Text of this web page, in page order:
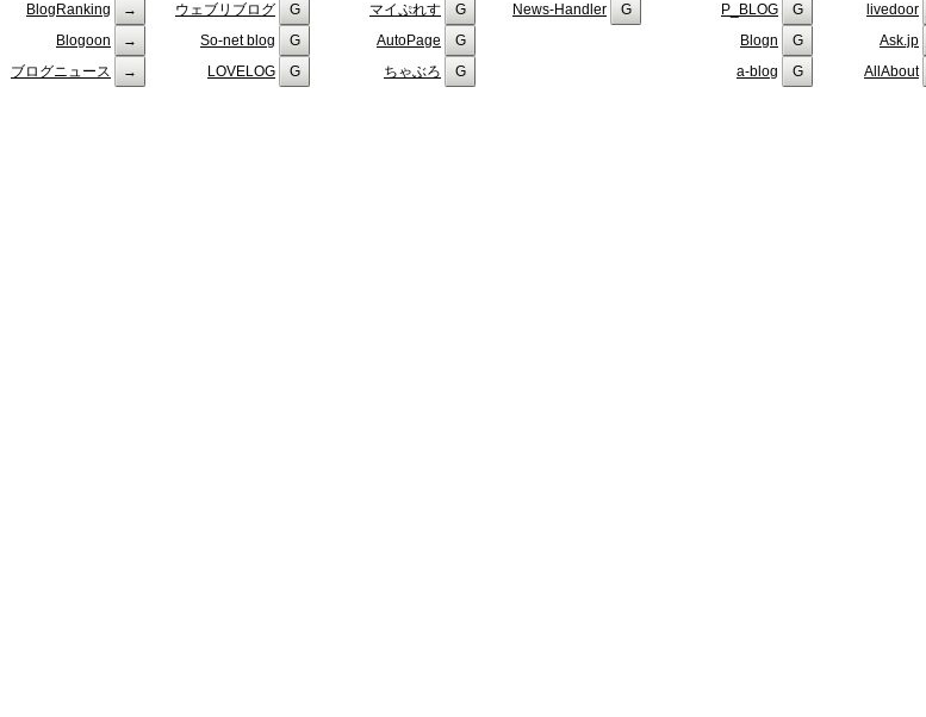
BlogRanking
Blogoon
ブログニュース
ウェブリブログ
So-net blog
LOVELOG
マイぷれす
AutoPage
ちゃぶろ
News-Handler
P_BLOG
Blogn
a-blog
livedoor
Ask.jp
AllAbout